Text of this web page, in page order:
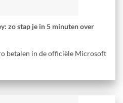
zo stap je in 5 minuten over
betalen in de officiële Microsoft